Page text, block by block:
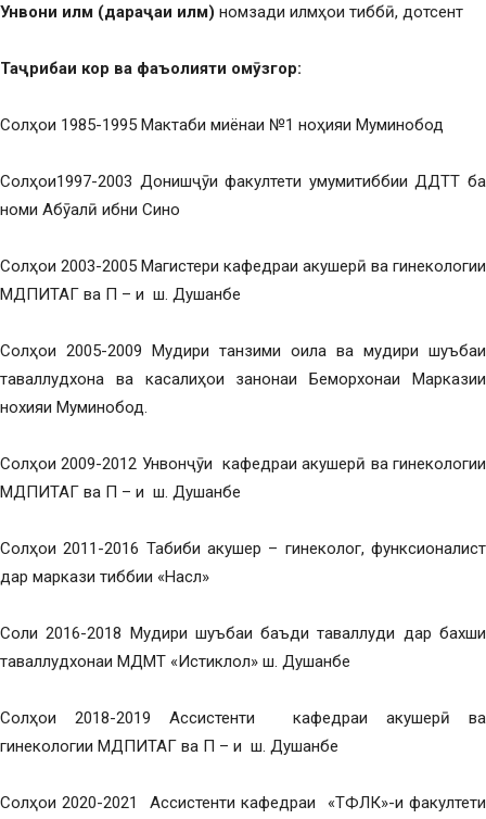
Унвони илм (дараҷаи илм) номзади илмҳои тиббӣ, дотсент
Таҷрибаи кор ва фаъолияти омӯзгор:
Солҳои 1985-1995 Мактаби миёнаи №1 ноҳияи Муминобод
Солҳои1997-2003 Донишҷӯи факултети умумитиббии ДДТТ ба
номи Абӯалӣ ибни Сино
Солҳои 2003-2005 Магистери кафедраи акушерӣ ва гинекологии
МДПИТАГ ва П – и ш. Душанбе
Солҳои 2005-2009 Мудири танзими оила ва мудири шуъбаи
таваллудхона ва касалиҳои занонаи Беморхонаи Марказии
нохияи Муминобод.
Солҳои 2009-2012 Унвонҷӯи кафедраи акушерӣ ва гинекологии
МДПИТАГ ва П – и ш. Душанбе
Солҳои 2011-2016 Табиби акушер – гинеколог, функсионалист
дар маркази тиббии «Насл»
Соли 2016-2018 Мудири шуъбаи баъди таваллуди дар бахши
таваллудхонаи МДМТ «Истиклол» ш. Душанбе
Солҳои 2018-2019 Ассистенти кафедраи акушерӣ ва
гинекологии МДПИТАГ ва П – и ш. Душанбе
Солҳои 2020-2021 Ассистенти кафедраи «ТФЛК»-и факултети